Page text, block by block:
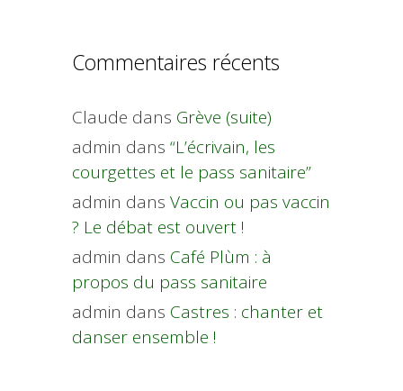
Commentaires récents
Claude dans Grève (suite)
admin dans “L’écrivain, les
courgettes et le pass sanitaire”
admin dans Vaccin ou pas vaccin
? Le débat est ouvert !
admin dans Café Plùm : à
propos du pass sanitaire
admin dans Castres : chanter et
danser ensemble !